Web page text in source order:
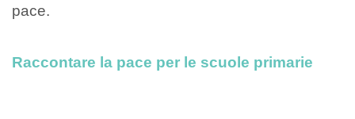
pace.
Raccontare la pace per le scuole primarie